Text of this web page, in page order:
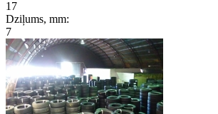
17
Dziļums, mm:
7